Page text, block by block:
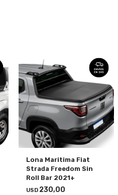
Lona Maritima Fiat
Strada Freedom Sin
Roll Bar 2021+
USD 230,00